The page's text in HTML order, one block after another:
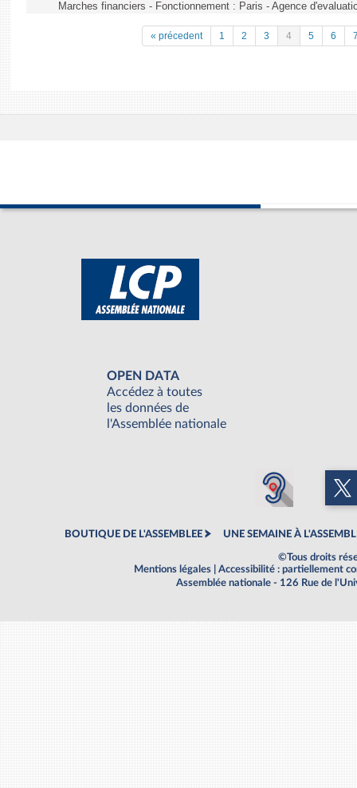
Marches financiers - Fonctionnement : Paris - Agence
« précedent 1 2 3 4 5 6
OPEN DATA
Accédez à toutes
les données de
l'Assemblée nationale
BOUTIQUE DE L'ASSEMBLEE UNE SEMAINE À
©Tous droits
Mentions légales
Accessibilité : partiellement
Assemblée nationale - 126 Rue de